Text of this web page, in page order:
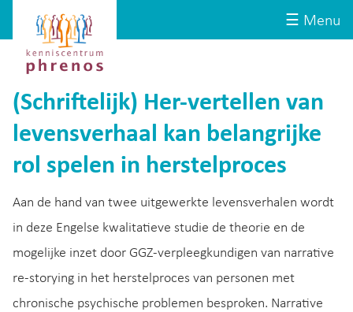
☰ Menu
Kenniscentrum
Phrenos
website
(Schriftelijk) Her-vertellen van
levensverhaal kan belangrijke
rol spelen in herstelproces
Aan de hand van twee uitgewerkte levensverhalen wordt
in deze Engelse kwalitatieve studie de theorie en de
mogelijke inzet door GGZ-verpleegkundigen van narrative
re-storying in het herstelproces van personen met
chronische psychische problemen besproken. Narrative